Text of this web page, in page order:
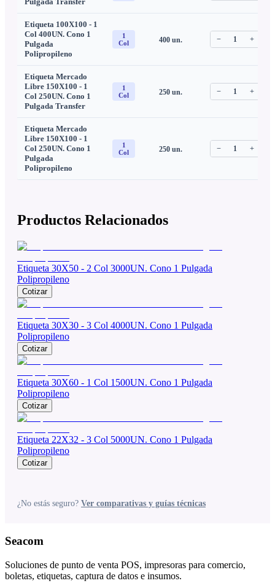
Etiqueta 100X100 - 1
Col 400UN. Cono 1
Pulgada
Polipropileno
1
Col
400 un. − 1 +
Etiqueta Mercado
Libre 150X100 - 1
Col 250UN. Cono 1
Pulgada Transfer
1
Col
250 un. − 1 +
Etiqueta Mercado
Libre 150X100 - 1
Col 250UN. Cono 1
Pulgada
Polipropileno
1
Col
250 un. − 1 +
Productos Relacionados
Etiqueta 30X50 - 2 Col 3000UN. Cono 1 Pulgada
Polipropileno
Cotizar
Etiqueta 30X30 - 3 Col 4000UN. Cono 1 Pulgada
Polipropileno
Cotizar
Etiqueta 30X60 - 1 Col 1500UN. Cono 1 Pulgada
Polipropileno
Cotizar
Etiqueta 22X32 - 3 Col 5000UN. Cono 1 Pulgada
Polipropileno
Cotizar
¿No estás seguro? Ver comparativas y guías técnicas
Seacom
Soluciones de punto de venta POS, impresoras para comercio,
boletas, etiquetas, captura de datos e insumos.